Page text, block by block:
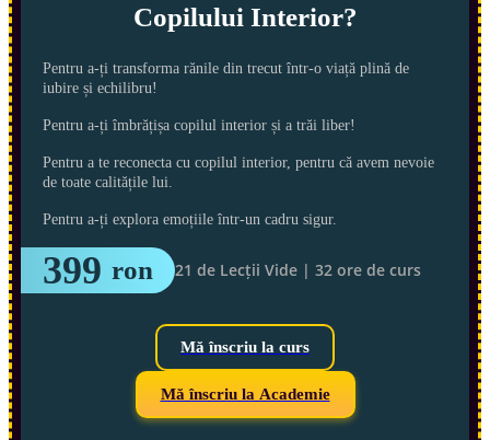
Copilului Interior?
Pentru a-ți transforma rănile din trecut într-o viață plină de
iubire și echilibru!
Pentru a-ți îmbrățișa copilul interior și a trăi liber!
Pentru a te reconecta cu copilul interior, pentru că avem nevoie
de toate calitățile lui.
Pentru a-ți explora emoțiile într-un cadru sigur.
399 ron 21 de Lecții Vide | 32 ore de curs
Mă înscriu la curs
Mă înscriu la Academie